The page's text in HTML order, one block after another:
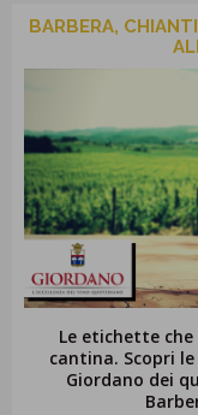
BARBERA,
Le etichette
cantina. Scopri
Giordano dei